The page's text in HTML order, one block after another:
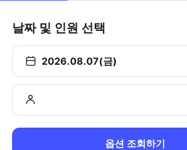
날짜 및 인원 선택
2026.08.07(금)
옵션 조회하기